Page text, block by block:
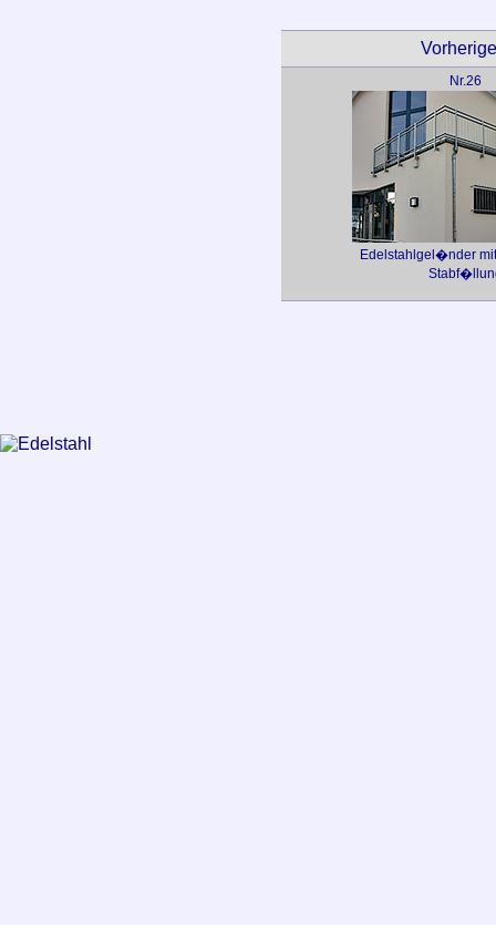
Nr.26
Edelstahlgel�nder